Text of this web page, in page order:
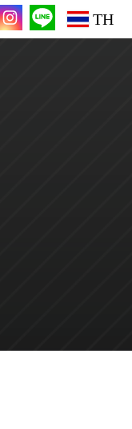
TH